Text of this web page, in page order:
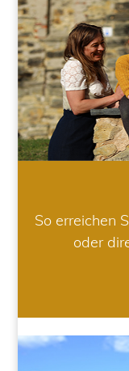
So erreichen
oder